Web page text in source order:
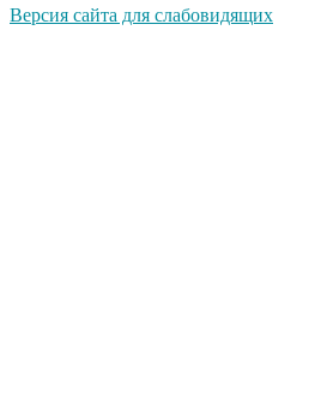
Версия сайта для слабовидящих